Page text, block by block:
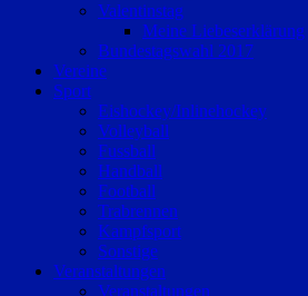
Valentinstag
Meine Liebeserklärung
Bundestagswahl 2017
Vereine
Sport
Eishockey/Inlinehockey
Volleyball
Fussball
Handball
Football
Trabrennen
Kampfsport
Sonstige
Veranstaltungen
Veranstaltungen